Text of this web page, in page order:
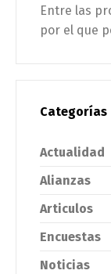
Entre las
por el que
Categorías
Actualidad
Alianzas
Articulos
Encuestas
Noticias